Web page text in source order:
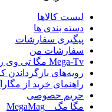
لیست کالاها
دسته بندی ها
پیگیری سفارشات
سفارشات من
Mega-Tv مگا تی وی رسانه فرش و قالی ایران
رویه‌های بازگرداندن
راهنمای خرید از
حریم خصوصی
مگا مگ _ MegaMag